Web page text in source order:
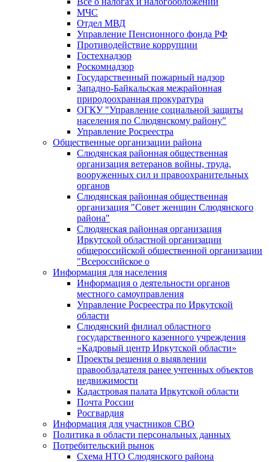
МЧС
Отдел МВД
Управление Пенсионного фонда РФ
Противодействие коррупции
Гостехнадзор
Роскомнадзор
Государственный пожарный надзор
Западно-Байкальская межрайонная
природоохранная прокуратура
ОГКУ "Управление социальной защиты
населения по Слюдянскому району"
Управление Росреестра
Общественные организации района
Слюдянская районная общественная
организация ветеранов войны, труда,
вооруженных сил и правоохранительных
органов
Слюдянская районная общественная
организация "Совет женщин Слюдянского
района"
Слюдянская районная организация
Иркутской областной организации
общероссийской общественной организации
"Всероссийское о
Информация для населения
Информация о деятельности органов
местного самоуправления
Управление Росреестра по Иркутской
области
Слюдянский филиал областного
государственного казенного учреждения
«Кадровый центр Иркутской области»
Проекты решения о выявлении
правообладателя ранее учтенных объектов
недвижимости
Кадастровая палата Иркутской области
Почта России
Росгвардия
Информация для участников СВО
Политика в области персональных данных
Потребительский рынок
Схема НТО Слюдянского района